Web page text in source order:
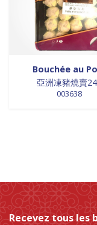
Bouchée au
亞洲凍豬燒賣
003638
Recevez tous les